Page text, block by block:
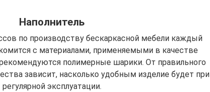
Наполнитель
по производству бескаркасной мебели каждый
с материалами, применяемыми в качестве
рекомендуются полимерные шарики. От правильного
зависит, насколько удобным изделие будет при
регулярной эксплуатации.